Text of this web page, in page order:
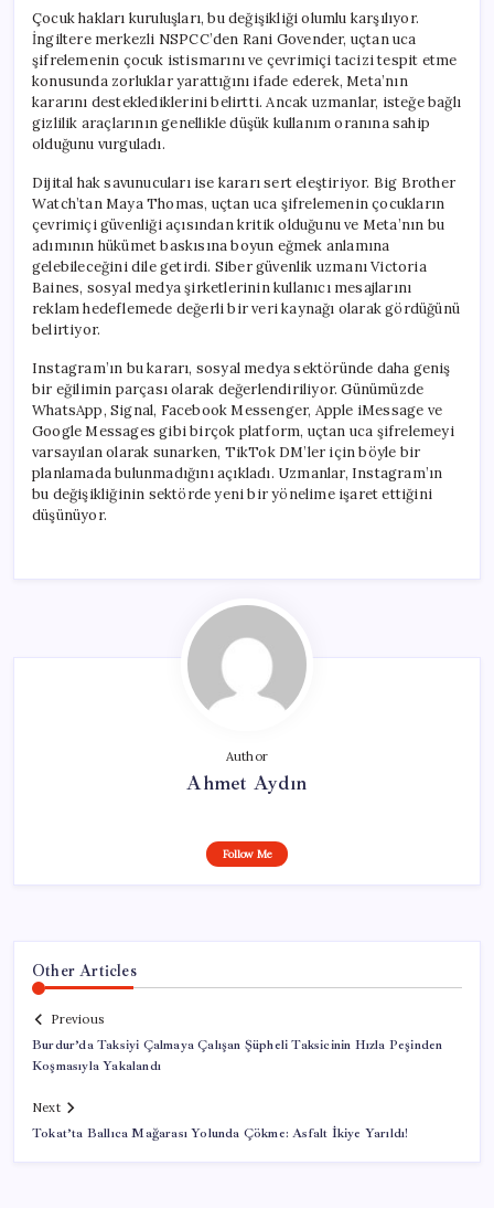
Çocuk hakları kuruluşları, bu değişikliği olumlu karşılıyor.
İngiltere merkezli NSPCC’den Rani Govender, uçtan uca
şifrelemenin çocuk istismarını ve çevrimiçi tacizi tespit etme
konusunda zorluklar yarattığını ifade ederek, Meta’nın
kararını desteklediklerini belirtti. Ancak uzmanlar, isteğe bağlı
gizlilik araçlarının genellikle düşük kullanım oranına sahip
olduğunu vurguladı.
Dijital hak savunucuları ise kararı sert eleştiriyor. Big Brother
Watch’tan Maya Thomas, uçtan uca şifrelemenin çocukların
çevrimiçi güvenliği açısından kritik olduğunu ve Meta’nın bu
adımının hükümet baskısına boyun eğmek anlamına
gelebileceğini dile getirdi. Siber güvenlik uzmanı Victoria
Baines, sosyal medya şirketlerinin kullanıcı mesajlarını
reklam hedeflemede değerli bir veri kaynağı olarak gördüğünü
belirtiyor.
Instagram’ın bu kararı, sosyal medya sektöründe daha geniş
bir eğilimin parçası olarak değerlendiriliyor. Günümüzde
WhatsApp, Signal, Facebook Messenger, Apple iMessage ve
Google Messages gibi birçok platform, uçtan uca şifrelemeyi
varsayılan olarak sunarken, TikTok DM’ler için böyle bir
planlamada bulunmadığını açıkladı. Uzmanlar, Instagram’ın
bu değişikliğinin sektörde yeni bir yönelime işaret ettiğini
düşünüyor.
Author
Ahmet Aydın
Follow Me
Other Articles
Previous
Burdur’da Taksiyi Çalmaya Çalışan Şüpheli Taksicinin Hızla Peşinden
Koşmasıyla Yakalandı
Next
Tokat’ta Ballıca Mağarası Yolunda Çökme: Asfalt İkiye Yarıldı!